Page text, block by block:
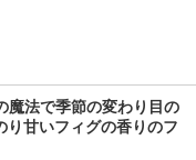
魔法で季節の変わり目の
甘いフィグの香りのフ